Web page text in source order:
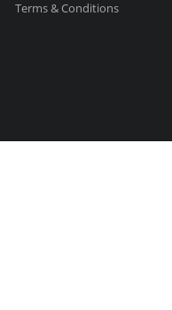
Terms & Conditions